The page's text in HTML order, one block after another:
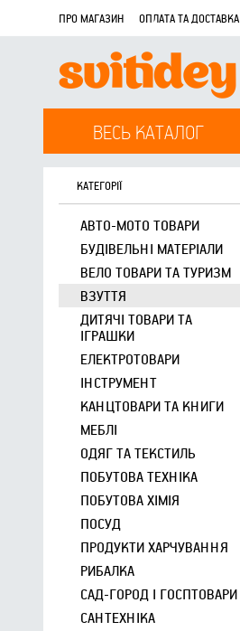
ПРО МАГАЗИН ОПЛАТА ТА ДОСТАВКА
ВЕСЬ КАТАЛОГ
КАТЕГОРІЇ
АВТО-МОТО ТОВАРИ
БУДІВЕЛЬНІ МАТЕРІАЛИ
ВЕЛО ТОВАРИ ТА ТУРИЗМ
ВЗУТТЯ
ДИТЯЧІ ТОВАРИ ТА
ІГРАШКИ
ЕЛЕКТРОТОВАРИ
ІНСТРУМЕНТ
КАНЦТОВАРИ ТА КНИГИ
МЕБЛІ
ОДЯГ ТА ТЕКСТИЛЬ
ПОБУТОВА ТЕХНІКА
ПОБУТОВА ХІМІЯ
ПОСУД
ПРОДУКТИ ХАРЧУВАННЯ
РИБАЛКА
САД-ГОРОД І ГОСПТОВАРИ
САНТЕХНІКА